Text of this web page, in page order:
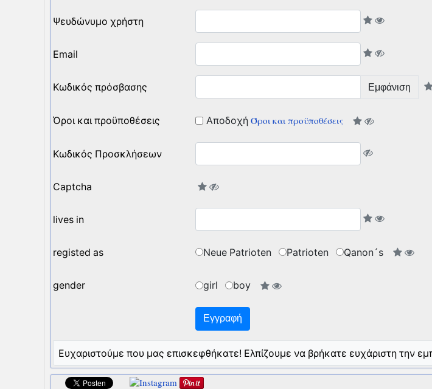
Ψευδώνυμο χρήστη
Email
Κωδικός πρόσβασης Εμφάνιση
Όροι και προϋποθέσεις Αποδοχή Όροι και προϋποθέσεις
Κωδικός Προσκλήσεων
Captcha
lives in
registed as Neue Patrioten Patrioten Qanon´s
gender girl boy
Ευχαριστούμε που μας επισκεφθήκατε! Ελπίζουμε να βρήκατε ευχάριστη την